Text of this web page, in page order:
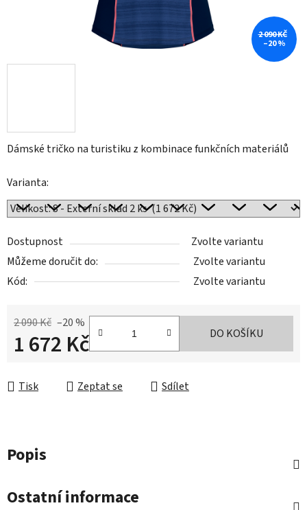
Dámské tričko na turistiku z kombinace funkčních materiálů
Varianta:
Dostupnost
Zvolte variantu
Můžeme doručit do:
Zvolte variantu
Kód:
Zvolte variantu
2 090 Kč –20 %
1 672 Kč DO KOŠÍKU
Tisk Zeptat se Sdílet
2 090 KČ
–20 %
Popis
Ostatní informace